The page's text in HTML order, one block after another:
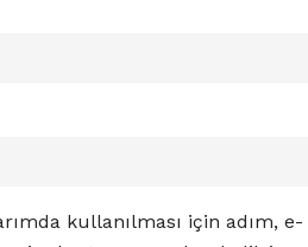
kullanılması için adım, e-